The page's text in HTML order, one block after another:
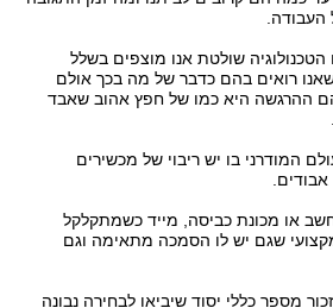
הטכנולוגיה שולטת אנו מוצפים בשלל
שאנו רואים בהם כדבר של מה בכך אולם
ההרגשה היא כמו של חפץ אהוב שאבד
המודרני בו יש ריבוי של מכשירים
או מכונת כביסה, מייד כשמתקלקל
שגם יש לו הסמכה מתאימה וגם
מספר כללי יסוד שיביאו לבחירה נבונה